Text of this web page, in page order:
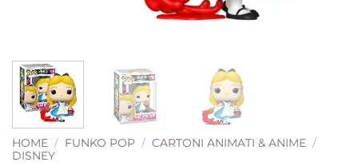
HOME / FUNKO POP / CARTONI ANIMATI & ANIME /
DISNEY